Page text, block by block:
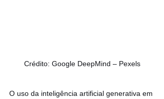
Crédito: Google DeepMind – Pexels
O uso da inteligência artificial generativa em